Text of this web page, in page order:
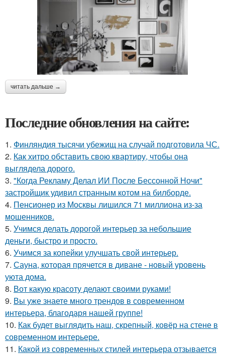
читать дальше →
Последние обновления на сайте:
1. Финляндия тысячи убежищ на случай подготовила ЧС.
2. Как хитро обставить свою квартиру, чтобы она
выглядела дорого.
3. "Когда Рекламу Делал ИИ После Бессонной Ночи"
застройщик удивил странным котом на билборде.
4. Пенсионер из Москвы лишился 71 миллиона из-за
мошенников.
5. Учимся делать дорогой интерьер за небольшие
деньги, быстро и просто.
6. Учимся за копейки улучшать свой интерьер.
7. Сауна, которая прячется в диване - новый уровень
уюта дома.
8. Вот какую красоту делают своими руками!
9. Вы уже знаете много трендов в современном
интерьера, благодаря нашей группе!
10. Как будет выглядить наш, скрепный, ковёр на стене в
современном интерьере.
11. Какой из современных стилей интерьера отзывается